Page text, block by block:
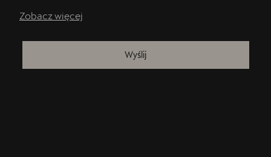
Zobacz więcej
Wyślij